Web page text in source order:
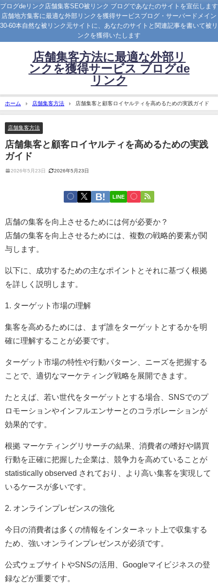
ブログdeリンク店舗集客SEO被リンク ブログであなたのサイトを宣伝します
店舗地方集客に最適な外部リンクを獲得サービスブログ・サーバードメイン
30-60本自然な被リンク元サイトに、あなたのサイトと関連記事を書いて被リ
ンクを獲得いたします
店舗集客方法に最適な外部リ
ンクを獲得サービス ブログde
リンク
ホーム 店舗集客方法 店舗集客と顧客ロイヤルティを高めるための実践ガイド
店舗集客方法
店舗集客と顧客ロイヤルティを高めるための実践
ガイド
2026年5月23日 2026年5月23日
LINE
店舗の集客を向上させるためには何が必要か？
店舗の集客を向上させるためには、複数の戦略的要素が関
与します。
以下に、成功するための主なポイントとそれに基づく根拠
を詳しく説明します。
1. ターゲット市場の理解
集客を高めるためには、まず誰をターゲットとするかを明
確に理解することが必要です。
ターゲット市場の特性や行動パターン、ニーズを把握する
ことで、適切なマーケティング戦略を展開できます。
たとえば、若い世代をターゲットとする場合、SNSでのプ
ロモーションやインフルエンサーとのコラボレーションが
効果的です。
根拠 マーケティングリサーチの結果、消費者の嗜好や購買
行動を正確に把握した企業は、競争力を高めていることが
statistically observed されており、より高い集客を実現して
いるケースが多いです。
2. オンラインプレゼンスの強化
今日の消費者は多くの情報をインターネット上で収集する
ため、強いオンラインプレゼンスが必須です。
公式ウェブサイトやSNSの活用、Googleマイビジネスの登
録などが重要です。